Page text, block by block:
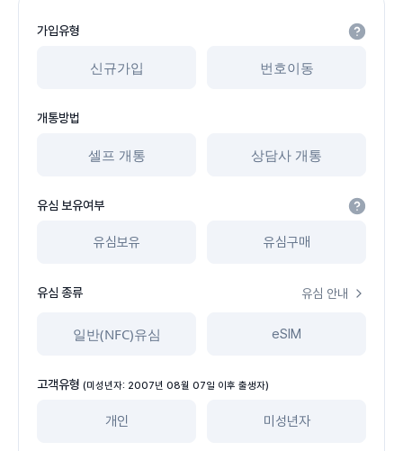
가입유형
신규가입 번호이동
개통방법
셀프 개통 상담사 개통
유심 보유여부
유심보유 유심구매
유심 종류 유심 안내
일반(NFC)유심 eSIM
고객유형 (미성년자: 2007년 08월 07일 이후 출생자)
개인 미성년자